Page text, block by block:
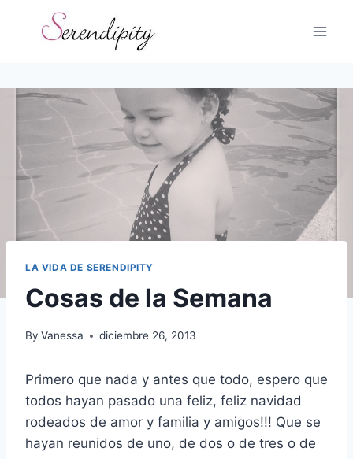
LA VIDA DE SERENDIPITY
Cosas de la Semana
By Vanessa diciembre 26, 2013
Primero que nada y antes que todo, espero que
todos hayan pasado una feliz, feliz navidad
rodeados de amor y familia y amigos!!! Que se
hayan reunidos de uno, de dos o de tres o de